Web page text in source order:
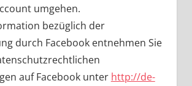
umgehen.
bezüglich der
durch Facebook entnehmen Sie
auf Facebook unter http://de-